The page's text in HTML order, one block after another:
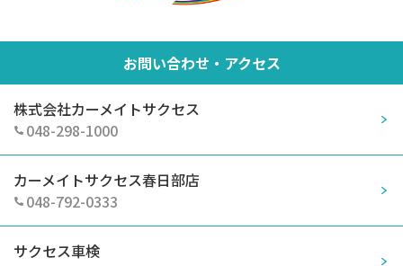
お問い合わせ・アクセス
株式会社カーメイトサクセス
048-298-1000
カーメイトサクセス春日部店
048-792-0333
サクセス車検